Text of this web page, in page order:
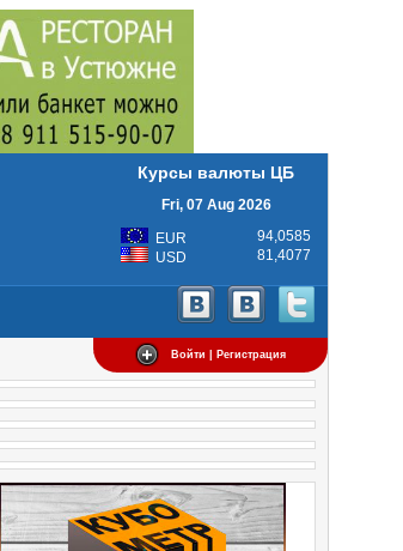
Курсы валюты ЦБ
Fri, 07 Aug 2026
EUR
94,0585
USD
81,4077
Войти | Регистрация